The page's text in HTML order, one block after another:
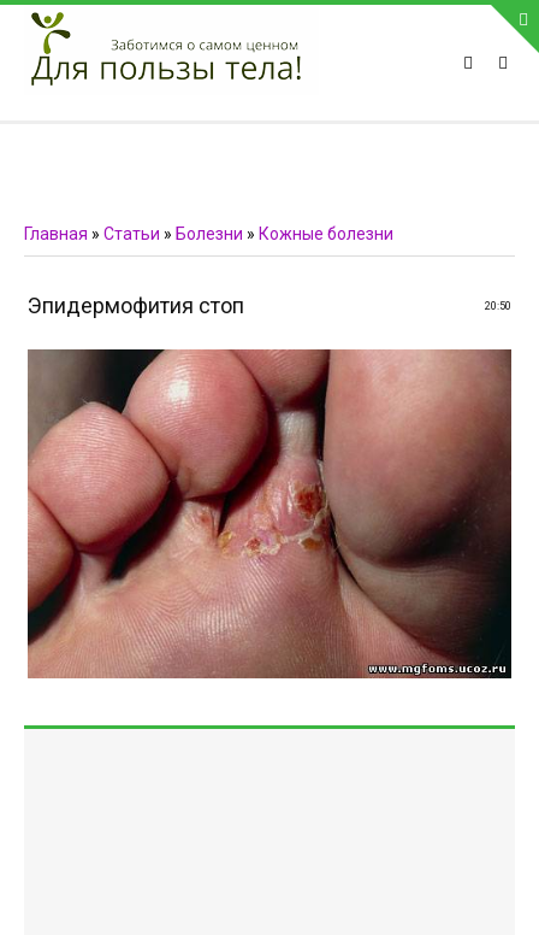
ПРИВЕТСТВУЕМ НА НАШЕМ САЙТЕ
Блок скоро обновится
Телефон:
E-mail:admin@medvestnic.ru
Форма обратной связи
Главная » Статьи » Болезни » Кожные болезни
20:50
Эпидермофития стоп